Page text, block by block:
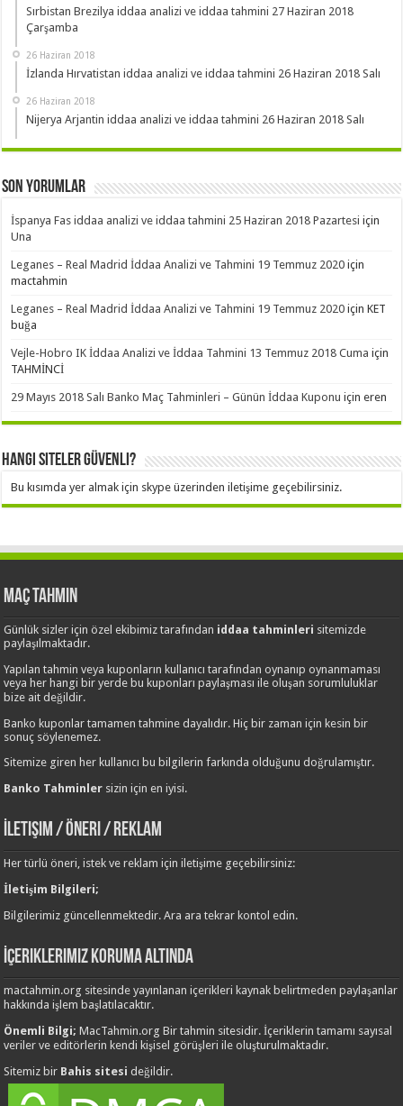
Sırbistan Brezilya iddaa analizi ve iddaa tahmini 27 Haziran 2018
Çarşamba
26 Haziran 2018
İzlanda Hırvatistan iddaa analizi ve iddaa tahmini 26 Haziran 2018 Salı
26 Haziran 2018
Nijerya Arjantin iddaa analizi ve iddaa tahmini 26 Haziran 2018 Salı
Son Yorumlar
İspanya Fas iddaa analizi ve iddaa tahmini 25 Haziran 2018 Pazartesi için
Una
Leganes – Real Madrid İddaa Analizi ve Tahmini 19 Temmuz 2020 için
mactahmin
Leganes – Real Madrid İddaa Analizi ve Tahmini 19 Temmuz 2020 içinKET
buğa
Vejle-Hobro IK İddaa Analizi ve İddaa Tahmini 13 Temmuz 2018 Cuma için
TAHMİNCİ
29 Mayıs 2018 Salı Banko Maç Tahminleri – Günün İddaa Kuponu içineren
Hangi Siteler Güvenli?
Bu kısımda yer almak için skype üzerinden iletişime geçebilirsiniz.
Maç Tahmin
Günlük sizler için özel ekibimiz tarafından iddaa tahminleri sitemizde
paylaşılmaktadır.
Yapılan tahmin veya kuponların kullanıcı tarafından oynanıp oynanmaması
veya her hangi bir yerde bu kuponları paylaşması ile oluşan sorumluluklar
bize ait değildir.
Banko kuponlar tamamen tahmine dayalıdır. Hiç bir zaman için kesin bir
sonuç söylenemez.
Sitemize giren her kullanıcı bu bilgilerin farkında olduğunu doğrulamıştır.
Banko Tahminler sizin için en iyisi.
İletişim / Öneri / Reklam
Her türlü öneri, istek ve reklam için iletişime geçebilirsiniz:
İletişim Bilgileri;
Bilgilerimiz güncellenmektedir. Ara ara tekrar kontol edin.
İçeriklerimiz Koruma Altında
mactahmin.org sitesinde yayınlanan içerikleri kaynak belirtmeden paylaşanlar
hakkında işlem başlatılacaktır.
Önemli Bilgi;MacTahmin.org Bir tahmin sitesidir. İçeriklerin tamamı sayısal
veriler ve editörlerin kendi kişisel görüşleri ile oluşturulmaktadır.
Sitemiz bir Bahis sitesi değildir.